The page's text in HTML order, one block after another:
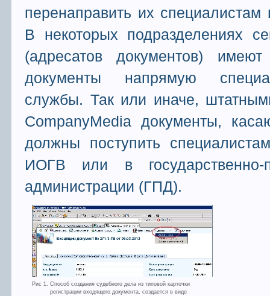
перенаправить их
В некоторых подразделениях
(адресатов документов)
документы напрямую
службы. Так или иначе,
CompanyMedia документы,
должны поступить
ИОГВ или в государственно-
администрации (ГПД).
Рис 1. Способ создания судебного дела из типовой карточки
регистрации входящего документа, создается в виде